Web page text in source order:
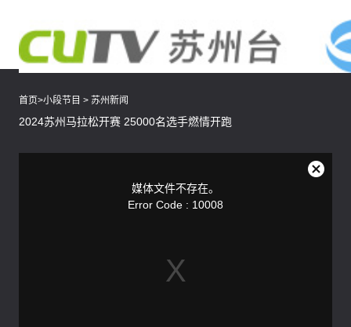
首页>小段节目 > 苏州新闻
2024苏州马拉松开赛 25000名选手燃情开跑
媒体文件不存在。
Error Code : 10008
关